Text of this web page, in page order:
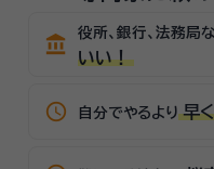
account_balance 役所、銀行、法務局
いい！
schedule 自分でやるより 早